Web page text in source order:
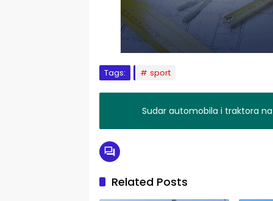
Tags: sport
Sudar automobila i traktora
Related Posts